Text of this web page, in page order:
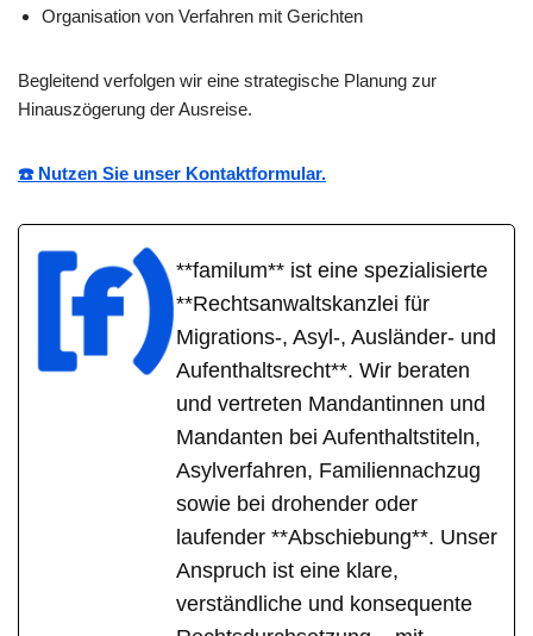
Organisation von Verfahren mit Gerichten
Begleitend verfolgen wir eine strategische Planung zur
Hinauszögerung der Ausreise.
☎️ Nutzen Sie unser Kontaktformular.
**familum** ist eine spezialisierte
**Rechtsanwaltskanzlei für
Migrations-, Asyl-, Ausländer- und
Aufenthaltsrecht**. Wir beraten
und vertreten Mandantinnen und
Mandanten bei Aufenthaltstiteln,
Asylverfahren, Familiennachzug
sowie bei drohender oder
laufender **Abschiebung**. Unser
Anspruch ist eine klare,
verständliche und konsequente